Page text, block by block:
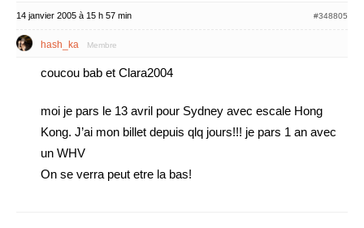
14 janvier 2005 à 15 h 57 min #348805
hash_ka Membre
coucou bab et Clara2004
moi je pars le 13 avril pour Sydney avec escale Hong
Kong. J’ai mon billet depuis qlq jours!!! je pars 1 an avec
un WHV
On se verra peut etre la bas!